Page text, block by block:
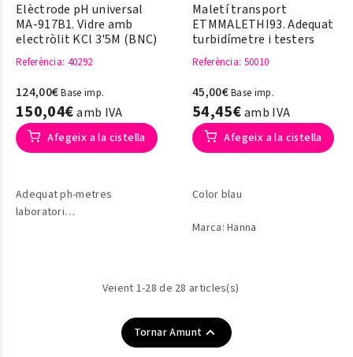
Elèctrode pH universal
MA-917B1. Vidre amb
electròlit KCl 3'5M (BNC)
Referència: 40292
124,00€Base imp.
150,04€amb IVA
Afegeix a la cistella
Adequat ph-metres
laboratori
Maletí transport
ETMMALETHI93. Adequat
turbidímetre i testers
Referència: 50010
45,00€Base imp.
54,45€amb IVA
Afegeix a la cistella
Color blau
Marca: Hanna
Veient 1-28 de 28 articles(s)
Tornar Amunt 